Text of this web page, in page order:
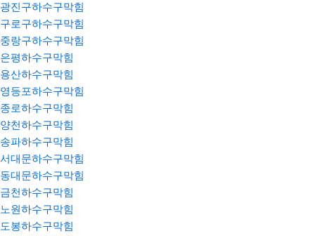
광진구하수구막힘
구로구하수구막힘
중랑구하수구막힘
은평하수구막힘
용산하수구막힘
영등포하수구막힘
종로하수구막힘
양천하수구막힘
송파하수구막힘
서대문하수구막힘
동대문하수구막힘
금천하수구막힘
노원하수구막힘
도봉하수구막힘